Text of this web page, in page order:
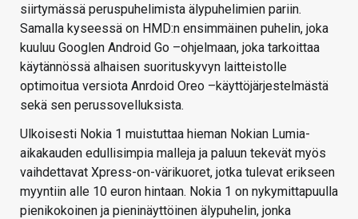
siirtymässä peruspuhelimista älypuhelimien pariin.
Samalla kyseessä on HMD:n ensimmäinen puhelin, joka
kuuluu Googlen Android Go –ohjelmaan, joka tarkoittaa
käytännössä alhaisen suorituskyvyn laitteistolle
optimoitua versiota Anrdoid Oreo –käyttöjärjestelmästä
sekä sen perussovelluksista.
Ulkoisesti Nokia 1 muistuttaa hieman Nokian Lumia-
aikakauden edullisimpia malleja ja paluun tekevät myös
vaihdettavat Xpress-on-värikuoret, jotka tulevat erikseen
myyntiin alle 10 euron hintaan. Nokia 1 on nykymittapuulla
pienikokoinen ja pieninäyttöinen älypuhelin, jonka